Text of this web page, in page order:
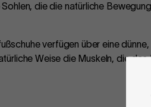
Sohlen, die die natürliche
verfügen über eine
Weise die Muskeln, die